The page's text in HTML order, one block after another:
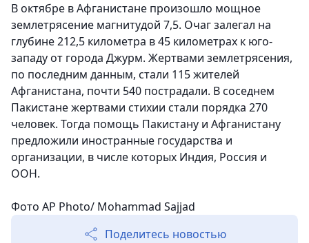
В октябре в Афганистане произошло мощное
землетрясение магнитудой 7,5. Очаг залегал на
глубине 212,5 километра в 45 километрах к юго-
западу от города Джурм. Жертвами землетрясения,
по последним данным, стали 115 жителей
Афганистана, почти 540 пострадали. В соседнем
Пакистане жертвами стихии стали порядка 270
человек. Тогда помощь Пакистану и Афганистану
предложили иностранные государства и
организации, в числе которых Индия, Россия и
ООН.
Фото AP Photo/ Mohammad Sajjad
Поделитесь новостью